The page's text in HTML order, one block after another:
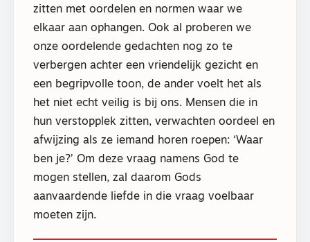
zitten met oordelen en normen waar we
elkaar aan ophangen. Ook al proberen we
onze oordelende gedachten nog zo te
verbergen achter een vriendelijk gezicht en
een begripvolle toon, de ander voelt het als
het niet echt veilig is bij ons. Mensen die in
hun verstopplek zitten, verwachten oordeel en
afwijzing als ze iemand horen roepen: ‘Waar
ben je?’ Om deze vraag namens God te
mogen stellen, zal daarom Gods
aanvaardende liefde in die vraag voelbaar
moeten zijn.